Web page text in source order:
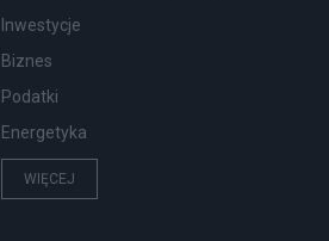
Inwestycje
Biznes
Podatki
Energetyka
WIĘCEJ